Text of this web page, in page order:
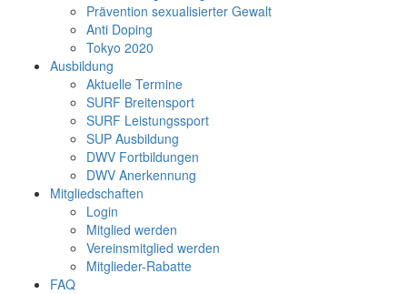
Prävention sexualisierter Gewalt
Anti Doping
Tokyo 2020
Ausbildung
Aktuelle Termine
SURF Breitensport
SURF Leistungssport
SUP Ausbildung
DWV Fortbildungen
DWV Anerkennung
Mitgliedschaften
Login
Mitglied werden
Vereinsmitglied werden
Mitglieder-Rabatte
FAQ